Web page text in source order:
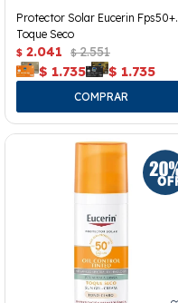
Protector Solar Eucerin Fps50+.
Toque Seco
$ 2.041 $ 2.551
$ 1.735 $ 1.735